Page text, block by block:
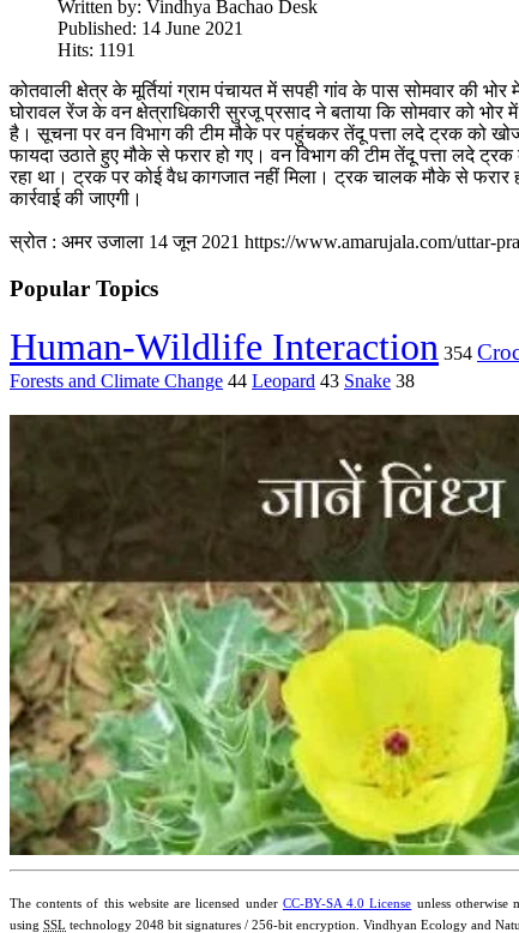
Written by: Vindhya Bachao Desk
Published: 14 June 2021
Hits: 1191
कोतवाली क्षेत्र के मूर्तियां ग्राम पंचायत में सपही गांव के पास सोमवार की
घोरावल रेंज के वन क्षेत्राधिकारी सुरजू प्रसाद ने बताया कि सोमवार को
है। सूचना पर वन विभाग की टीम मौके पर पहुंचकर तेंदू पत्ता लदे ट्रक को
फायदा उठाते हुए मौके से फरार हो गए। वन विभाग की टीम तेंदू पत्ता लदे
रहा था। ट्रक पर कोई वैध कागजात नहीं मिला। ट्रक चालक मौके से फरार
कार्रवाई की जाएगी।
स्रोत : अमर उजाला 14 जून 2021 https://www.amarujala.com/uttar-
Popular Topics
Human-Wildlife Interaction 354
Forests and Climate Change 44 Leopard 43 Snake 38
The contents of this website are licensed under CC-BY-SA 4.0 License unless otherwise
using SSL technology 2048 bit signatures / 256-bit encryption. Vindhyan Ecology and